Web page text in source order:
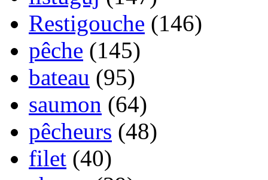
Restigouche (146)
pêche (145)
bateau (95)
saumon (64)
pêcheurs (48)
filet (40)